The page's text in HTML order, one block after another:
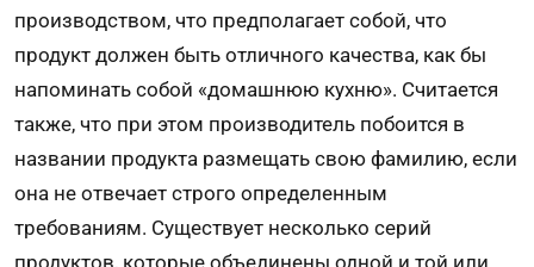
производством, что предполагает собой, что
продукт должен быть отличного качества, как бы
напоминать собой «домашнюю кухню». Считается
также, что при этом производитель побоится в
названии продукта размещать свою фамилию, если
она не отвечает строго определенным
требованиям. Существует несколько серий